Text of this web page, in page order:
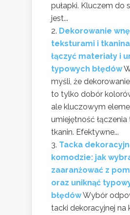
pułapki. Kluczem do
jest...
Dekorowanie
teksturami i
łączyć materiały i
typowych błędów
myśli, że
to tylko dobór
ale kluczowym
umiejętność łączenia
tkanin. Efektywne...
Tacka
komodzie: jak
zaaranżować z
oraz uniknąć
błędówWybór
tacki dekoracyjnej na